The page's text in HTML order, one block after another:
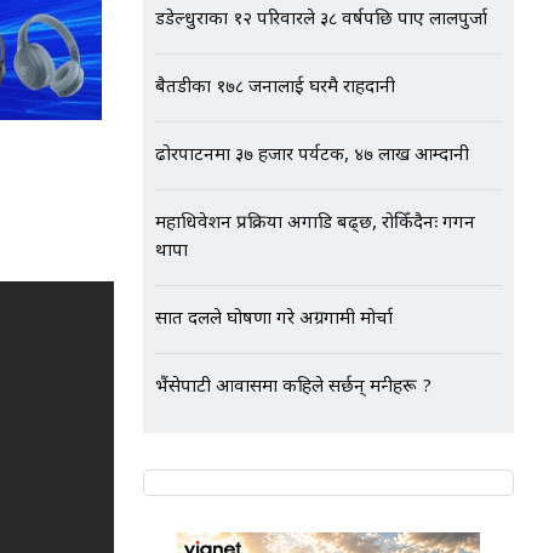
डडेल्धुराका १२ परिवारले ३८ वर्षपछि पाए लालपुर्जा
बैतडीका १७८ जनालाई घरमै राहदानी
ढोरपाटनमा ३७ हजार पर्यटक, ४७ लाख आम्दानी
महाधिवेशन प्रक्रिया अगाडि बढ्छ, रोकिँदैनः गगन
थापा
सात दलले घोषणा गरे अग्रगामी मोर्चा
भैंसेपाटी आवासमा कहिले सर्छन् मन्त्रीहरू ?